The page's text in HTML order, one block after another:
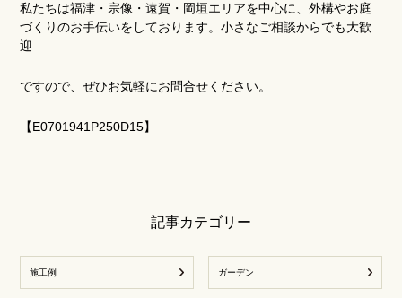
私たちは福津・宗像・遠賀・岡垣エリアを中心に、外構やお庭
づくりのお手伝いをしております。小さなご相談からでも大歓
迎
ですので、ぜひお気軽にお問合せください。
【E0701941P250D15】
記事カテゴリー
施工例 ガーデン